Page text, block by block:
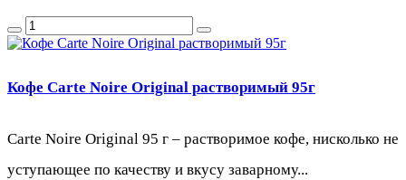
Кофе Carte Noire Original растворимый 95г
Carte Noire Original 95 г – растворимое кофе, нисколько не
уступающее по качеству и вкусу заварному...